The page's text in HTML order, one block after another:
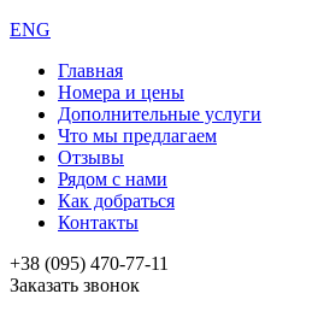
ENG
Главная
Номера и цены
Дополнительные услуги
Что мы предлагаем
Отзывы
Рядом с нами
Как добраться
Контакты
+38 (095) 470-77-11
Заказать звонок